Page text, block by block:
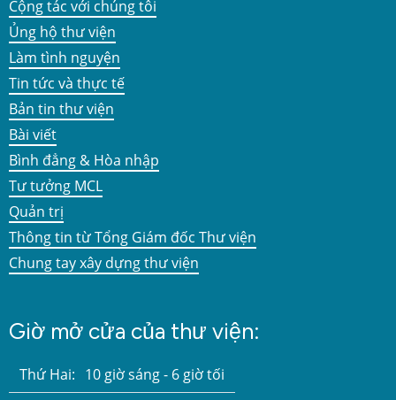
Cộng tác với chúng tôi
Ủng hộ thư viện
Làm tình nguyện
Tin tức và thực tế
Bản tin thư viện
Bài viết
Bình đẳng & Hòa nhập
Tư tưởng MCL
Quản trị
Thông tin từ Tổng Giám đốc Thư viện
Chung tay xây dựng thư viện
Giờ mở cửa của thư viện:
Thứ Hai: 10 giờ sáng - 6 giờ tối